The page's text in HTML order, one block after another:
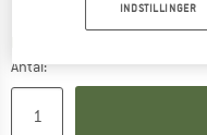
Antal:
INDSTILLINGER